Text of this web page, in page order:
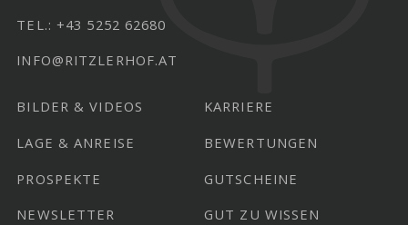
TEL.: +43 5252 62680
INFO@RITZLERHOF.AT
BILDER & VIDEOS
KARRIERE
LAGE & ANREISE
BEWERTUNGEN
PROSPEKTE
GUTSCHEINE
NEWSLETTER
GUT ZU WISSEN